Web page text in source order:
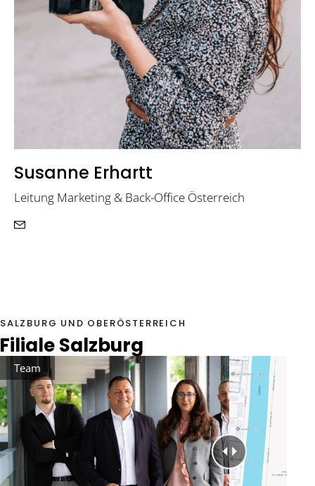
Susanne Erhartt
Leitung Marketing & Back-Office Österreich
SALZBURG UND OBERÖSTERREICH
Filiale Salzburg
Team